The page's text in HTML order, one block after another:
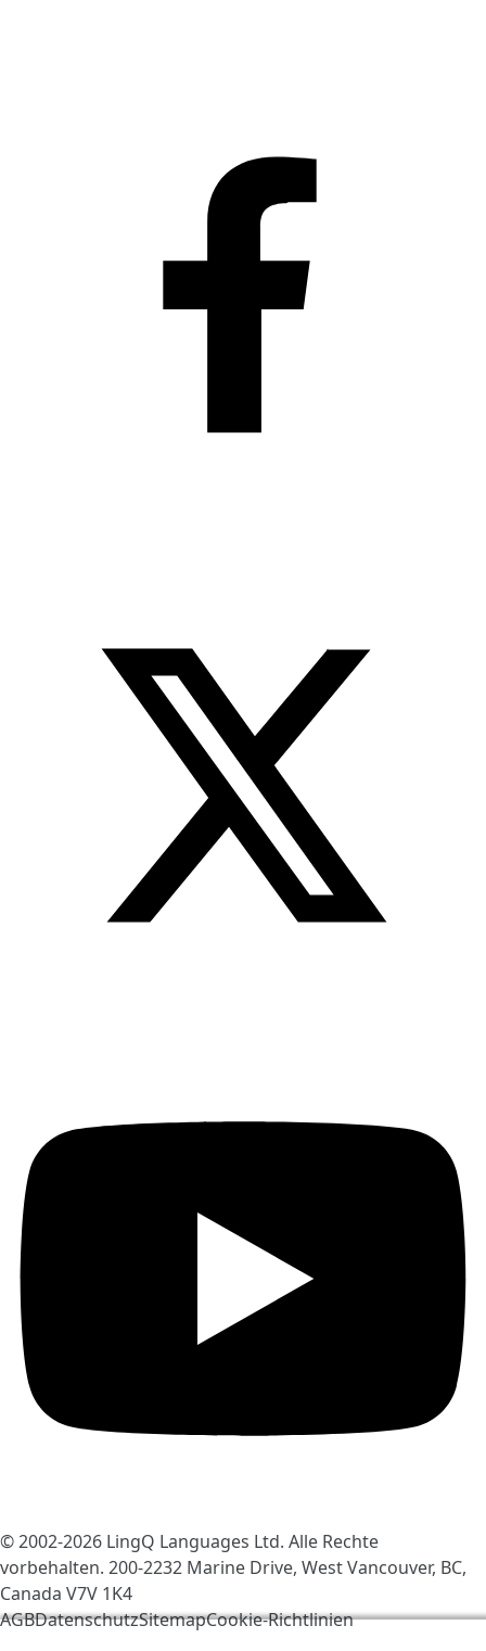
© 2002-2026 LingQ Languages Ltd. Alle Rechte
vorbehalten. 200-2232 Marine Drive, West Vancouver, BC,
Canada V7V 1K4
AGBDatenschutzSitemapCookie-Richtlinien